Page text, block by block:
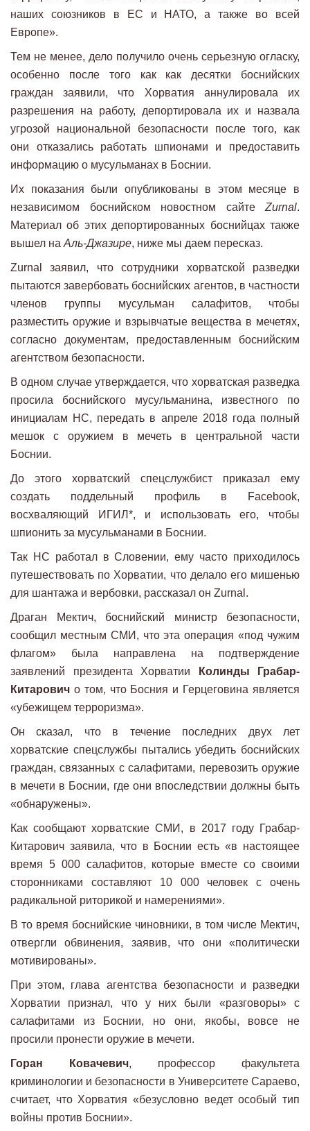
наших союзников в ЕС и НАТО, а также во всей
Европе».
Тем не менее, дело получило очень серьезную огласку,
особенно после того как как десятки боснийских
граждан заявили, что Хорватия аннулировала их
разрешения на работу, депортировала их и назвала
угрозой национальной безопасности после того, как
они отказались работать шпионами и предоставить
информацию о мусульманах в Боснии.
Их показания были опубликованы в этом месяце в
независимом боснийском новостном сайте Zurnal.
Материал об этих депортированных боснийцах также
вышел на Аль-Джазире, ниже мы даем пересказ.
Zurnal заявил, что сотрудники хорватской разведки
пытаются завербовать боснийских агентов, в частности
членов группы мусульман салафитов, чтобы
разместить оружие и взрывчатые вещества в мечетях,
согласно документам, предоставленным боснийским
агентством безопасности.
В одном случае утверждается, что хорватская разведка
просила боснийского мусульманина, известного по
инициалам HC, передать в апреле 2018 года полный
мешок с оружием в мечеть в центральной части
Боснии.
До этого хорватский спецслужбист приказал ему
создать поддельный профиль в Facebook,
восхваляющий ИГИЛ*, и использовать его, чтобы
шпионить за мусульманами в Боснии.
Так НС работал в Словении, ему часто приходилось
путешествовать по Хорватии, что делало его мишенью
для шантажа и вербовки, рассказал он Zurnal.
Драган Мектич, боснийский министр безопасности,
сообщил местным СМИ, что эта операция «под чужим
флагом» была направлена на подтверждение
заявлений президента Хорватии
Колинды Грабар-
Китарович о том, что Босния и Герцеговина является
«убежищем терроризма».
Он сказал, что в течение последних двух лет
хорватские спецслужбы пытались убедить боснийских
граждан, связанных с салафитами, перевозить оружие
в мечети в Боснии, где они впоследствии должны быть
«обнаружены».
Как сообщают хорватские СМИ, в 2017 году Грабар-
Китарович заявила, что в Боснии есть «в настоящее
время 5 000 салафитов, которые вместе со своими
сторонниками составляют 10 000 человек с очень
радикальной риторикой и намерениями».
В то время боснийские чиновники, в том числе Мектич,
отвергли обвинения, заявив, что они «политически
мотивированы».
При этом, глава агентства безопасности и разведки
Хорватии признал, что у них были «разговоры» с
салафитами из Боснии, но они, якобы, вовсе не
просили пронести оружие в мечети.
Горан Ковачевич, профессор факультета
криминологии и безопасности в Университете Сараево,
считает, что Хорватия «безусловно ведет особый тип
войны против Боснии».